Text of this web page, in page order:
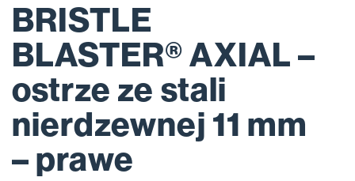
BRISTLE
BLASTER® AXIAL –
ostrze ze stali
nierdzewnej 11 mm
– prawe